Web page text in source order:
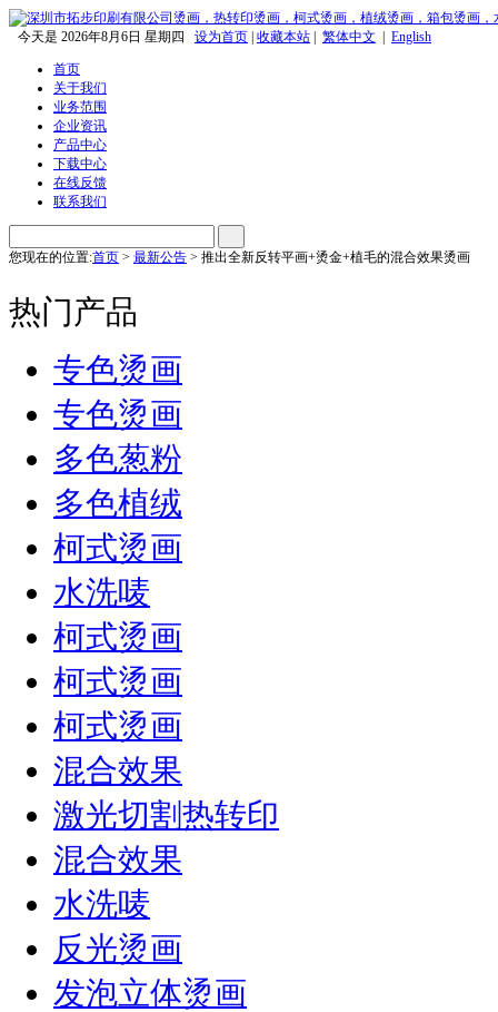
今天是 2026年8月6日 星期四 设为首页 收藏本站 繁体中文 English
首页
关于我们
业务范围
企业资讯
产品中心
下载中心
在线反馈
联系我们
您现在的位置:首页 > 最新公告 > 推出全新反转平画+烫金+植毛的混合效果烫画
热门产品
专色烫画
专色烫画
多色葱粉
多色植绒
柯式烫画
水洗唛
柯式烫画
柯式烫画
柯式烫画
混合效果
激光切割热转印
混合效果
水洗唛
反光烫画
发泡立体烫画